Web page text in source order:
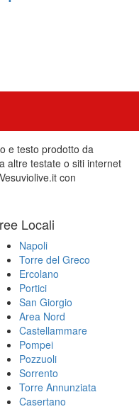
e testo prodotto da
altre testate o siti internet
con
Locali
Napoli
Torre del Greco
Ercolano
Portici
San Giorgio
Area Nord
Castellammare
Pompei
Pozzuoli
Sorrento
Torre Annunziata
Casertano